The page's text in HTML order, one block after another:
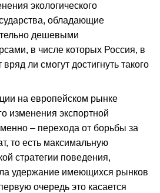
экологического
обладающие
дешевыми
в числе которых Россия, в
ли смогут достигнуть такого
на европейском рынке
изменения экспортной
– перехода от борьбы за
то есть максимальную
стратегии поведения,
удержание имеющихся рынков
очередь это касается